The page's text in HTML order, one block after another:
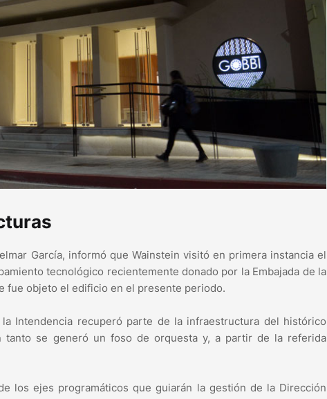
García, informó que Wainstein visitó en primera instancia el
tecnológico recientemente donado por la Embajada de la
fue objeto el edificio en el presente periodo.
Intendencia recuperó parte de la infraestructura del histórico
se generó un foso de orquesta y, a partir de la referida
los ejes programáticos que guiarán la gestión de la Dirección